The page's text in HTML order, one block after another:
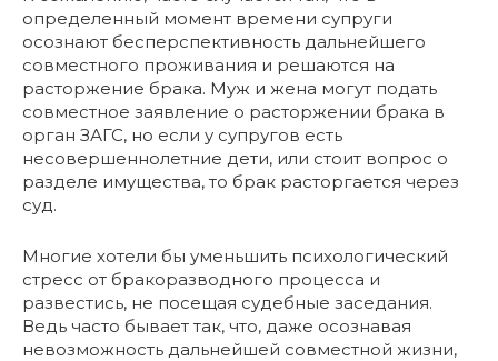
определенный момент времени супруги
осознают бесперспективность дальнейшего
совместного проживания и решаются на
расторжение брака. Муж и жена могут подать
совместное заявление о расторжении брака в
орган ЗАГС, но если у супругов есть
несовершеннолетние дети, или стоит вопрос о
разделе имущества, то брак расторгается через
суд.
Многие хотели бы уменьшить психологический
стресс от бракоразводного процесса и
развестись, не посещая судебные заседания.
Ведь часто бывает так, что, даже осознавая
невозможность дальнейшей совместной жизни,